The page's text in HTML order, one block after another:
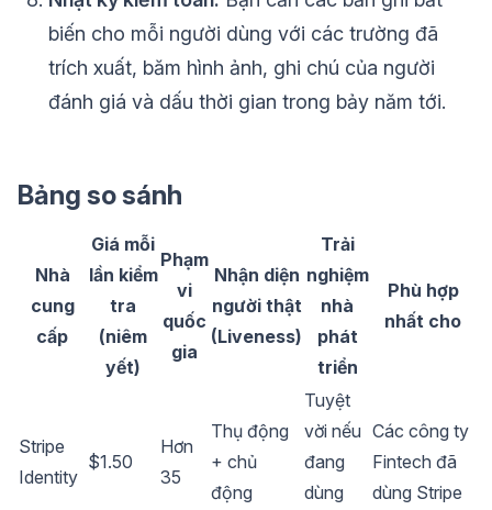
biến cho mỗi người dùng với các trường đã
trích xuất, băm hình ảnh, ghi chú của người
đánh giá và dấu thời gian trong bảy năm tới.
Bảng so sánh
Nhà
cung
cấp
Giá mỗi
lần kiểm
tra
(niêm
yết)
Phạm
vi
quốc
gia
Nhận diện
người thật
(Liveness)
Trải
nghiệm
nhà
phát
triển
Phù hợp
nhất cho
Stripe
Identity
$1.50
Hơn
35
Thụ động
+ chủ
động
Tuyệt
vời nếu
đang
dùng
Các công ty
Fintech đã
dùng Stripe